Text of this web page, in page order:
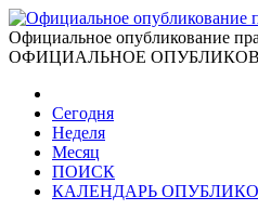
Официальное опубликование
ОФИЦИАЛЬНОЕ
Сегодня
Неделя
Месяц
ПОИСК
КАЛЕНДАРЬ